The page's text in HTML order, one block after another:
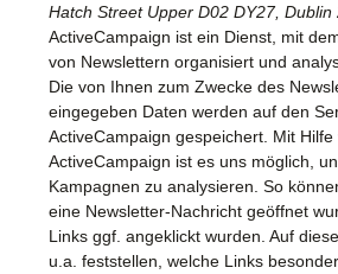
Hatch Street Upper D02 DY27,
ActiveCampaign ist ein Dienst, mit
von Newslettern organisiert und
Die von Ihnen zum Zwecke des
eingegeben Daten werden auf den
ActiveCampaign gespeichert. Mit Hilfe
ActiveCampaign ist es uns möglich,
Kampagnen zu analysieren. So
eine Newsletter-Nachricht geöffnet
Links ggf. angeklickt wurden. Auf
u.a. feststellen, welche Links